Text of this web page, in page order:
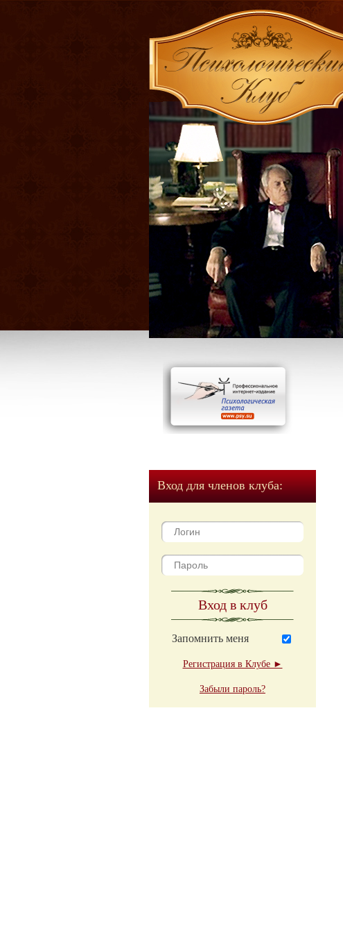
Вход для членов клуба:
Вход в клуб
Запомнить меня
Регистрация в Клубе ►
Забыли пароль?